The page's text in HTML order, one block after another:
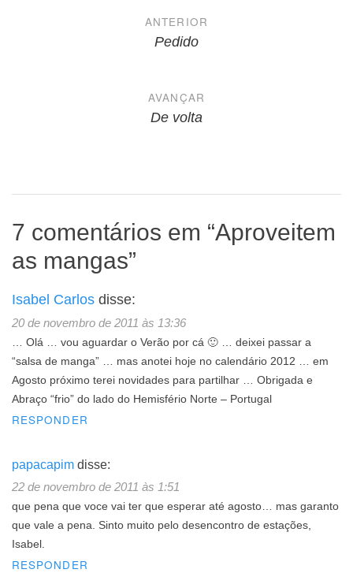
NavegaçãoANTERIOR
Pedido
AVANÇAR
De volta
7 comentários em “Aproveitem
as mangas”
Isabel Carlos disse:
20 de novembro de 2011 às 13:36
… Olá … vou aguardar o Verão por cá 🙂 … deixei passar a
“salsa de manga” … mas anotei hoje no calendário 2012 … em
Agosto próximo terei novidades para partilhar … Obrigada e
Abraço “frio” do lado do Hemisfério Norte – Portugal
RESPONDER
papacapim disse:
22 de novembro de 2011 às 1:51
que pena que voce vai ter que esperar até agosto… mas garanto
que vale a pena. Sinto muito pelo desencontro de estações,
Isabel.
RESPONDER